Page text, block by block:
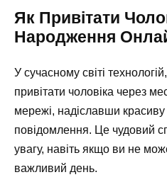
Як Привітати
Народження
У сучасному світі
привітати чоловіка через
мережі, надіславши
повідомлення. Це чудовий
увагу, навіть якщо ви не
важливий день.